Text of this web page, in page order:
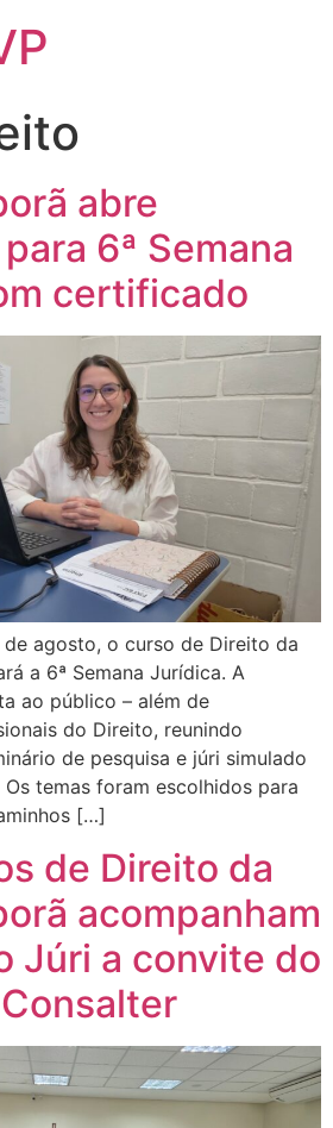
abre
6ª Semana
certificado
de agosto, o curso de Direito da
a 6ª Semana Jurídica. A
ao público – além de
do Direito, reunindo
de pesquisa e júri simulado
temas foram escolhidos para
[…]
de Direito da
acompanham
Júri a convite do